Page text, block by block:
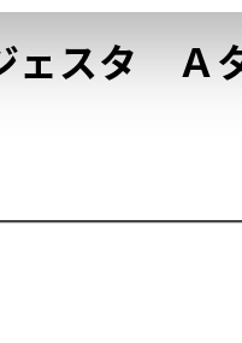
ェスタＡ